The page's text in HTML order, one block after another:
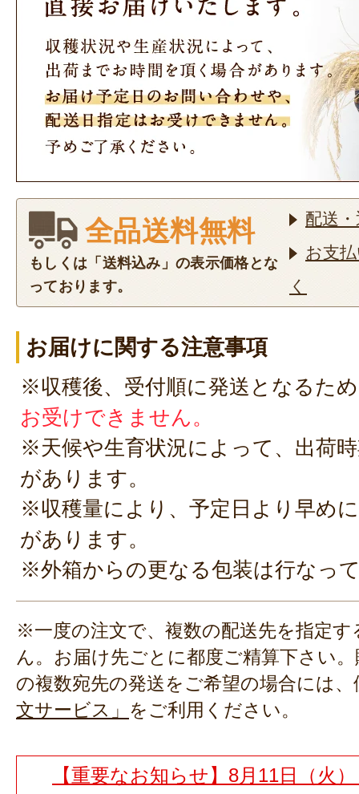
全品送料無料
もしくは「送料込み」の表示価格とな
っております。
配送
お支
く
お届けに関する注意事項
※収穫後、受付順に発送となるため
お受けできません。
※天候や生育状況によって、出荷
があります。
※収穫量により、予定日より早め
があります。
※外箱からの更なる包装は行なっ
※一度の注文で、複数の配送先を指定
ん。お届け先ごとに都度ご精算下さい
の複数宛先の発送をご希望の場合には、
文サービス」 をご利用ください。
【重要なお知らせ】8月11日（火